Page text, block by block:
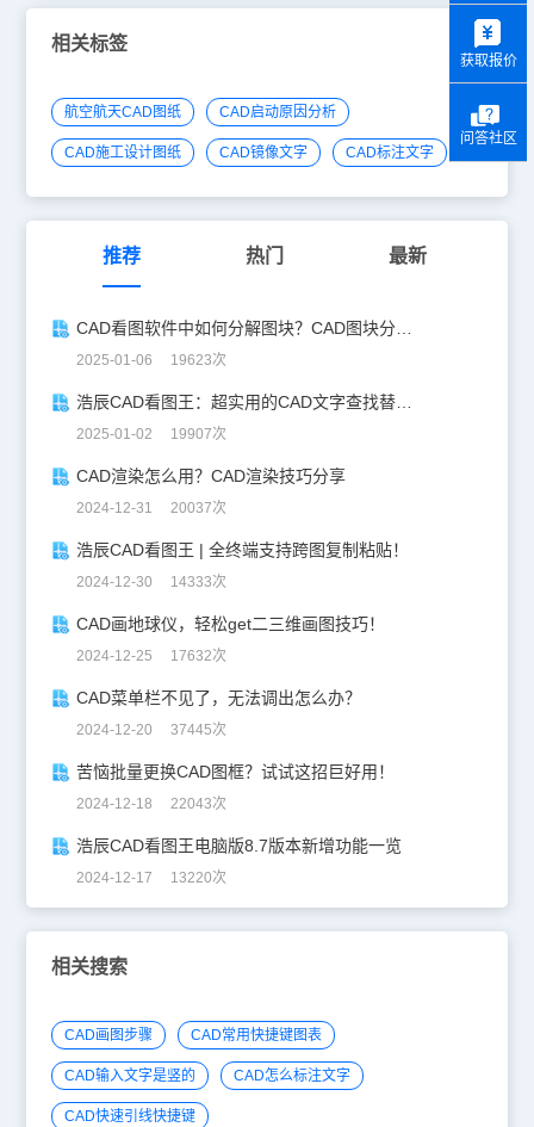
相关标签
航空航天CAD图纸 CAD启动原因分析
CAD施工设计图纸 CAD镜像文字 CAD标注文字
推荐 热门 最新
CAD看图软件中如何分解图块？CAD图块分解详解！
2025-01-06 19623次
浩辰CAD看图王：超实用的CAD文字查找替换技巧分享！
2025-01-02 19907次
CAD渲染怎么用？CAD渲染技巧分享
2024-12-31 20037次
浩辰CAD看图王 | 全终端支持跨图复制粘贴！
2024-12-30 14333次
CAD画地球仪，轻松get二三维画图技巧！
2024-12-25 17632次
CAD菜单栏不见了，无法调出怎么办？
2024-12-20 37445次
苦恼批量更换CAD图框？试试这招巨好用！
2024-12-18 22043次
浩辰CAD看图王电脑版8.7版本新增功能一览
2024-12-17 13220次
相关搜索
CAD画图步骤 CAD常用快捷键图表
CAD输入文字是竖的 CAD怎么标注文字
CAD快速引线快捷键
获取报价
问答社区